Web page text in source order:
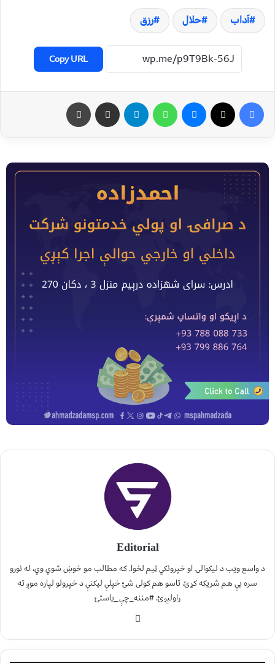
آداب حلال رزق
Copy URL
Editorial
د واسع ویب د لیکوالۍ او خپرونکي ټیم لخوا. که مطالب مو خوښ شوي وي، له نورو
سره یې هم شریکه کړئ. تاسو هم کولی شئ خپلې لیکنې د خپرولو لپاره موږ ته
راولېږئ. #مننه_چې_یاستئ